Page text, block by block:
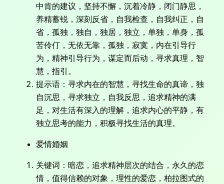
中肯的建议，坚持不懈，沉着冷静，闭门静思，
养精蓄锐，深刻反省，自我检查，自我纠正，自
省，孤独，独自，独居，独立，单独，单身，孤
苦伶仃，无依无靠，孤独，寂寞，内在引导行
为，精神引导行为，谋定而后动，寻求真理，智
慧，指引。
提示语：寻求内在的智慧，寻找生命的真谛，独
自沉思，寻求独立，自我反思，追求精神的满
足，对生活有深入的理解，追求内心的平静，有
独立思考的能力，积极寻找生活的真理。
爱情婚姻
关键词：暗恋，追求精神层次的结合，永久的恋
情，值得信赖的对象，理性的爱恋，柏拉图式的